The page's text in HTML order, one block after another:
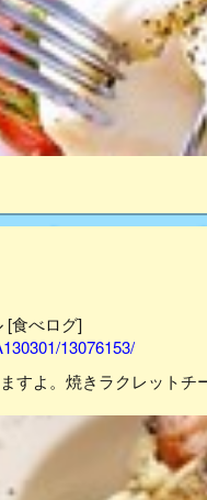
[食べログ]
13076153/
すよ。焼きラクレットチ